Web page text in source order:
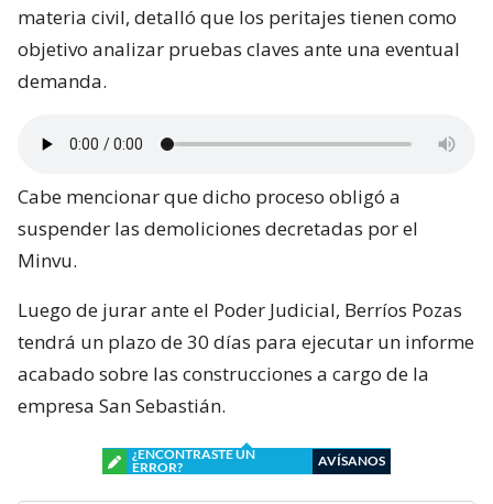
materia civil, detalló que los peritajes tienen como
objetivo analizar pruebas claves ante una eventual
demanda.
Cabe mencionar que dicho proceso obligó a
suspender las demoliciones decretadas por el
Minvu.
Luego de jurar ante el Poder Judicial, Berríos Pozas
tendrá un plazo de 30 días para ejecutar un informe
acabado sobre las construcciones a cargo de la
empresa San Sebastián.
¿ENCONTRASTE UN
ERROR?
AVÍSANOS